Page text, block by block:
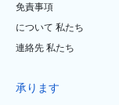
免責事項
について 私たち
連絡先 私たち
承ります